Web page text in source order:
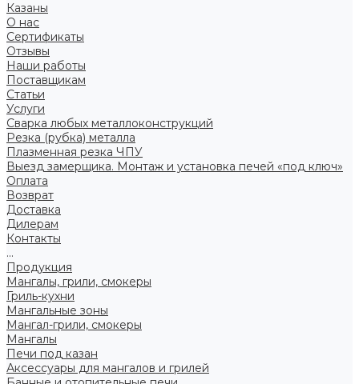
Казаны
О нас
Сертификаты
Отзывы
Наши работы
Поставщикам
Статьи
Услуги
Сварка любых металлоконструкций
Резка (рубка) металла
Плазменная резка ЧПУ
Выезд замерщика. Монтаж и установка печей «под ключ»
Оплата
Возврат
Доставка
Дилерам
Контакты
...
Продукция
Мангалы, грили, смокеры
Гриль-кухни
Мангальные зоны
Мангал-грили, смокеры
Мангалы
Печи под казан
Аксессуары для мангалов и грилей